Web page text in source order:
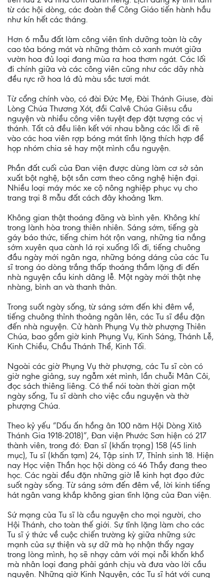
từ các hội dòng, các đoàn thể Công Giáo tiến hành hầu
như kín hết các tháng.
Hơn 6 mẫu đất làm công viên tĩnh dưỡng toàn là cây
cao tỏa bóng mát và những thảm cỏ xanh mướt giữa
vườn hoa đủ loại đang mùa ra hoa thơm ngát. Các lối
đi chính giữa và các công viên cũng như các dãy nhà
đều rực rỡ hoa lá đủ màu sắc tươi mát.
Từ cổng chính vào, có đài Đức Mẹ, Đài Thánh Giuse, đài
Lòng Chúa Thương Xót, đồi Calvê Chúa Giêsu cầu
nguyện và nhiều công viên tuyệt đẹp đặt tượng các vị
thánh. Tất cả đều liên kết với nhau bằng các lối đi rẽ
vào các hoa viên rợp bóng mát tĩnh lặng thích hợp để
họp nhóm chia sẻ hay một mình cầu nguyện.
Phần đất cuối của Đan viện được dùng làm cơ sở sản
xuất bột nghệ, bột sắn cơm theo công nghệ hiện đại.
Nhiều loại máy móc xe cộ nông nghiệp phục vụ cho
trang trại 8 mẫu đất cách đây khoảng 1km.
Không gian thật thoáng đãng và bình yên. Không khí
trong lành hòa trong thiên nhiên. Sáng sớm, tiếng gà
gáy báo thức, tiếng chim hót rộn vang, những tia nắng
sớm xuyên qua cành lá rọi xuống lối đi, tiếng chuông
đầu ngày mới ngân nga, những bóng dáng của các Tu
sĩ trong áo dòng trắng thấp thoáng thầm lặng đi đến
nhà nguyện cầu kinh dâng lễ. Một ngày mới thật nhẹ
nhàng, bình an và thanh thản.
Trong suốt ngày sống, từ sáng sớm đến khi đêm về,
tiếng chuông thỉnh thoảng ngân lên, các Tu sĩ đều đặn
đến nhà nguyện. Cử hành Phụng Vụ thờ phượng Thiên
Chúa, bao gồm giờ kinh Phụng Vụ, Kinh Sáng, Thánh Lễ,
Kinh Chiều, Chầu Thánh Thể, Kinh Tối.
Ngoài các giờ Phụng Vụ thờ phượng, các Tu sĩ còn có
giờ nghe giảng, suy ngẫm xét mình, lần chuỗi Mân Côi,
đọc sách thiêng liêng. Có thể nói toàn thời gian một
ngày sống, Tu sĩ dành cho việc cầu nguyện và thờ
phượng Chúa.
Theo kỷ yếu “Dấu ấn hồng ân 100 năm Hội Dòng Xitô
Thánh Gia 1918-2018)”, Đan viện Phước Sơn hiện có 217
thành viên, trong đó: Đan sĩ (khấn trọng) 158 (45 linh
mục), Tu sĩ (khấn tạm) 24, Tập sinh 17, Thỉnh sinh 18. Hiện
nay Học viện Thần học hội dòng có 46 Thầy đang theo
học. Các ngài đều đặn những giờ lễ kinh hạt đạo đức
suốt ngày sống. Từ sáng sớm đến đêm về, lời kinh tiếng
hát ngân vang khắp không gian tĩnh lặng của Đan viện.
Sứ mạng của Tu sĩ là cầu nguyện cho mọi người, cho
Hội Thánh, cho toàn thế giới. Sự tĩnh lặng làm cho các
Tu sĩ ý thức về cuộc chiến trường kỳ giữa những sức
mạnh của sự thiện và sự dữ mà họ nhận thấy ngay
trong lòng mình, họ sẽ nhạy cảm với mọi nỗi khốn khổ
mà nhân loại đang phải gánh chịu và đưa vào lời cầu
nguyện. Những giờ Kinh Nguyện, các Tu sĩ hát với cung